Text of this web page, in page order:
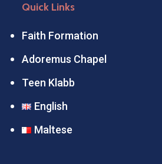
Quick Links
Faith Formation
Adoremus Chapel
Teen Klabb
English
Maltese